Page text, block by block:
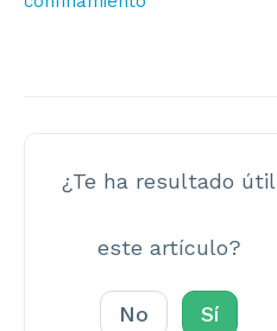
¿Te ha resultado útil
este artículo?
No Sí